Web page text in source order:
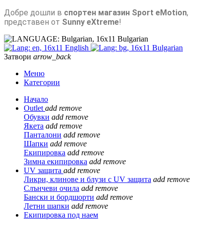
Добре дошли в спортен магазин Sport eMotion,
представен от Sunny eXtreme!
Bulgarian
English
Bulgarian
Затвори arrow_back
Меню
Категории
Начало
Outlet add remove
Обувки add remove
Якета add remove
Панталони add remove
Шапки add remove
Екипировка add remove
Зимна екипировка add remove
UV защита add remove
Ликри, клинове и блузи с UV защита add remove
Слънчеви очила add remove
Бански и бордшорти add remove
Летни шапки add remove
Екипировка под наем